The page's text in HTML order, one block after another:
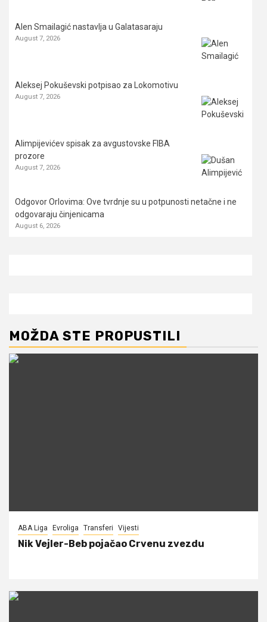
Alen Smailagić nastavlja u Galatasaraju
August 7, 2026
Aleksej Pokuševski potpisao za Lokomotivu
August 7, 2026
Alimpijevićev spisak za avgustovske FIBA
prozore
August 7, 2026
Odgovor Orlovima: ​Ove tvrdnje su u potpunosti netačne i ne
odgovaraju činjenicama
August 6, 2026
MOŽDA STE PROPUSTILI
ABA Liga Evroliga Transferi Vijesti
Nik Vejler-Beb pojačao Crvenu zvezdu